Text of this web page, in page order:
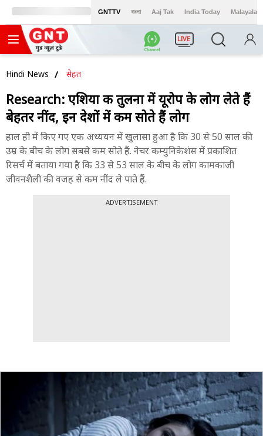
GNTTV বাংলা Aaj Tak India Today Malayalam
LIVE
Hindi News सेहत
Research: एशिया की तुलना में यूरोप के लोग लेते हैं
बेहतर नींद, इन देशों में कम सोते हैं लोग
हाल ही में किए गए एक अध्ययन में खुलासा हुआ है कि 30 से 50 साल की
उम्र के बीच के लोग सबसे कम सोते हैं. नेचर कम्युनिकेशंस में प्रकाशित
रिसर्च में बताया गया है कि 33 से 53 साल के बीच के लोग कामकाजी
जीवनशैली की वजह से कम नींद ले पाते हैं.
ADVERTISEMENT